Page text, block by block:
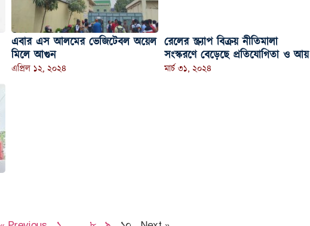
এবার এস আলমের ভেজিটেবল অয়েল
মিলে আগুন
এপ্রিল ১২, ২০২৪
রেলের স্ক্র্যাপ বিক্রয় নীতিমালা
সংস্করণে বেড়েছে প্রতিযোগিতা ও আয়
মার্চ ৩১, ২০২৪